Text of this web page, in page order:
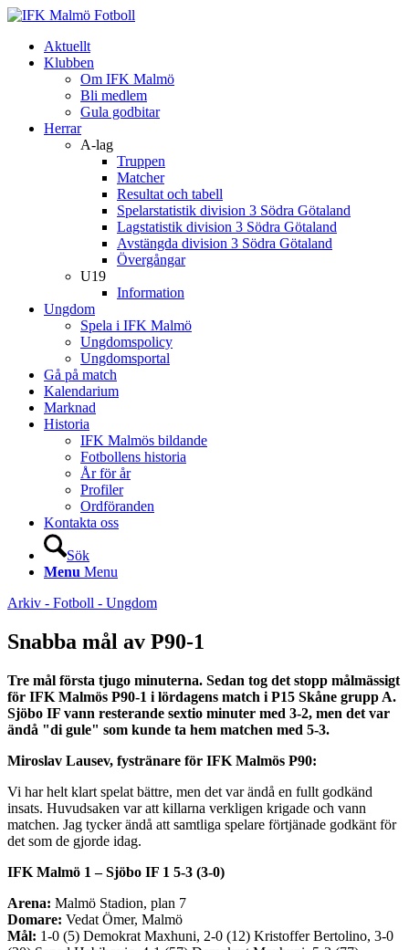
Aktuellt
Klubben
Om IFK Malmö
Bli medlem
Gula godbitar
Herrar
A-lag
Truppen
Matcher
Resultat och tabell
Spelarstatistik division 3 Södra Götaland
Lagstatistik division 3 Södra Götaland
Avstängda division 3 Södra Götaland
Övergångar
U19
Information
Ungdom
Spela i IFK Malmö
Ungdomspolicy
Ungdomsportal
Gå på match
Kalendarium
Marknad
Historia
IFK Malmös bildande
Fotbollens historia
År för år
Profiler
Ordföranden
Kontakta oss
Sök
Menu Menu
Arkiv - Fotboll - Ungdom
Snabba mål av P90-1
Tre mål första tjugo minuterna. Sedan tog det stopp målmässigt
för IFK Malmös P90-1 i lördagens match i P15 Skåne grupp A.
Sjöbo IF vann resterande sextio minuter med 3-2, men det var
ändå "di gule" som kunde ta hem matchen med 5-3.
Miroslav Lausev, fystränare för IFK Malmös P90:
Vi har helt klart spelat bättre, men det var ändå en fullt godkänd
insats. Huvudsaken var att killarna verkligen krigade och vann
matchen. Jag tycker ändå att samtliga spelare förtjänade godkänt för
det som de gjorde idag.
IFK Malmö 1 – Sjöbo IF 1 5-3 (3-0)
Arena: Malmö Stadion, plan 7
Domare: Vedat Ömer, Malmö
Mål: 1-0 (5) Demokrat Maxhuni, 2-0 (12) Kristoffer Bertolino, 3-0